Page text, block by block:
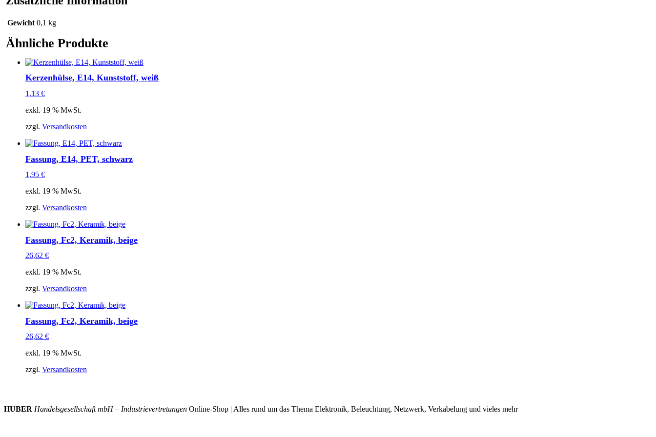
Gewicht 0,1 kg
Ähnliche Produkte
Kerzenhülse, E14, Kunststoff, weiß
1,13 €
exkl. 19 % MwSt.
zzgl. Versandkosten
Fassung, E14, PET, schwarz
1,95 €
exkl. 19 % MwSt.
zzgl. Versandkosten
Fassung, Fc2, Keramik, beige
26,62 €
exkl. 19 % MwSt.
zzgl. Versandkosten
Fassung, Fc2, Keramik, beige
26,62 €
exkl. 19 % MwSt.
zzgl. Versandkosten
HUBER Handelsgesellschaft mbH – Industrievertretungen Online-Shop | Alles rund um das Thema Elektronik, Beleuchtung, Netzwerk, Verkabelung und vieles mehr